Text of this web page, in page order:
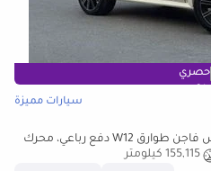
حصري
سيارات مميزة
فولكس واجن طوارق R-LINE فولكس فاجن طوارق W12 دفع رباعي، محرك
155,115 كيلومتر